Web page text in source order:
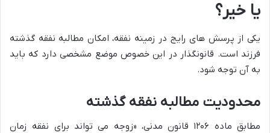
یا خیر؟
یکی از پرسش های رایج در زمینه نفقه، امکان مطالبه نفقه گذشته
فرزند است. قانونگذار در این خصوص موضع مشخصی دارد که باید
به آن توجه شود.
محدودیت مطالبه نفقه گذشته
مطابق ماده ۱۲۰۶ قانون مدنی، «زوجه می تواند برای نفقه زمان